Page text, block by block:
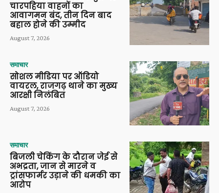
चारपहिया वाहनों का
आवागमन बंद, तीन दिन बाद
बहाल होने की उम्मीद
August 7, 2026
समाचार
सोशल मीडिया पर ऑडियो
वायरल, राजगढ़ थाने का मुख्य
आरक्षी निलंबित
August 7, 2026
समाचार
बिजली चेकिंग के दौरान जेई से
अभद्रता, जान से मारने व
ट्रांसफार्मर उड़ाने की धमकी का
आरोप